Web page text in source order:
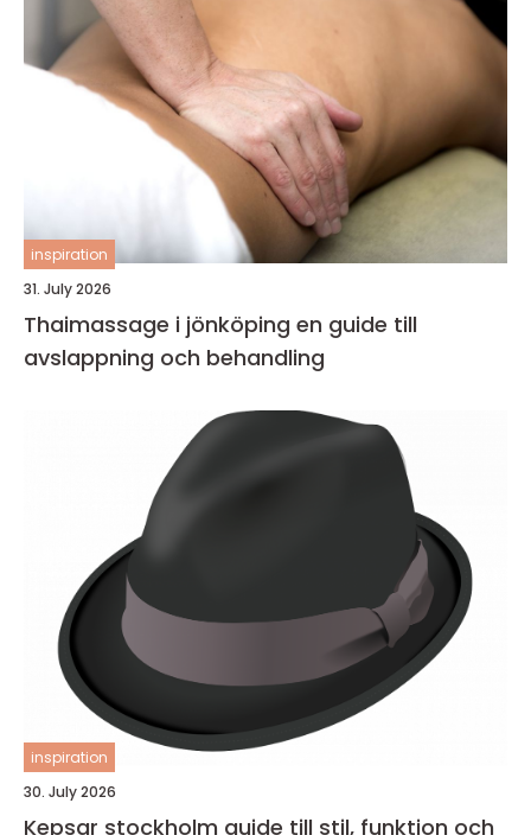
inspiration
31. July 2026
Thaimassage i jönköping en guide till
avslappning och behandling
inspiration
30. July 2026
Kepsar stockholm guide till stil, funktion och